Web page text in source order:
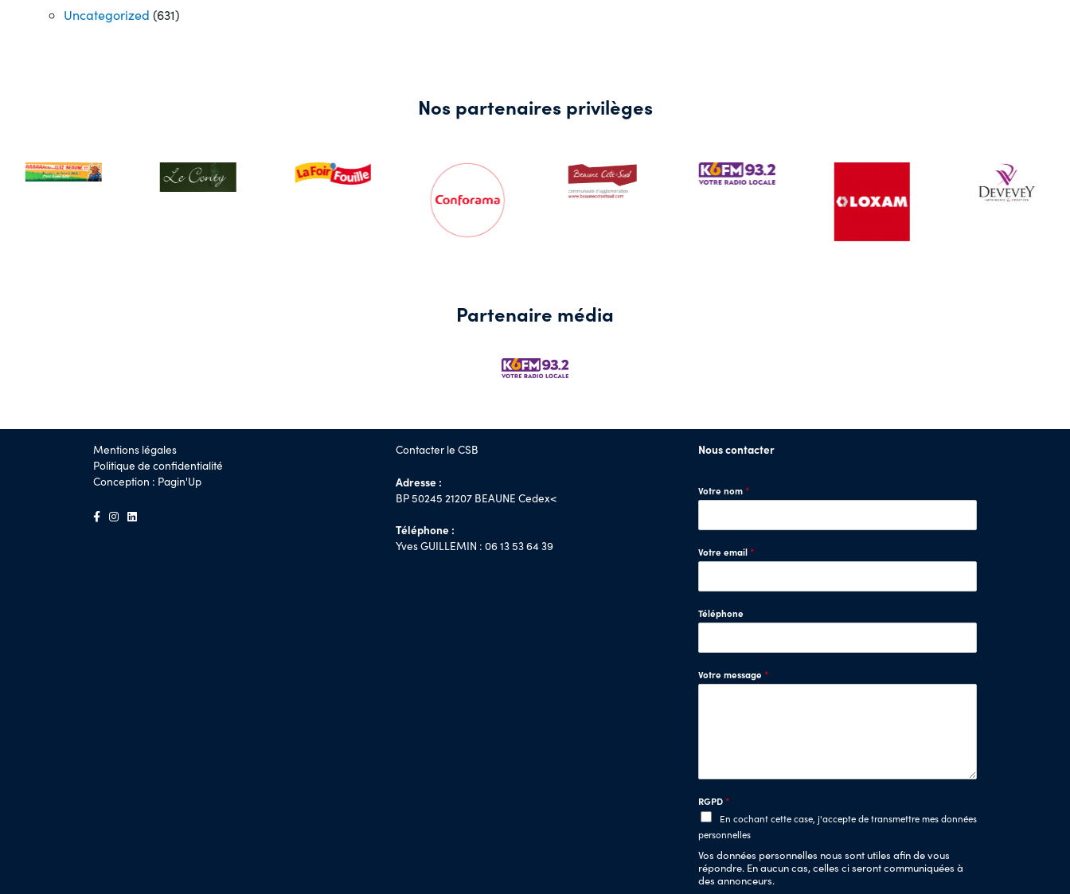
Uncategorized (631)
Nos partenaires privilèges
Partenaire média
Mentions légales
Politique de confidentialité
Conception : Pagin'Up
Contacter le CSB
Adresse :
BP 50245 21207 BEAUNE Cedex<
Téléphone :
Yves GUILLEMIN : 06 13 53 64 39
Nous contacter
Votre nom *
Votre email *
Téléphone
Votre message *
RGPD *
En cochant cette case, j'accepte de transmettre mes données
personnelles
Vos données personnelles nous sont utiles afin de vous
répondre. En aucun cas, celles ci seront communiquées à
des annonceurs.